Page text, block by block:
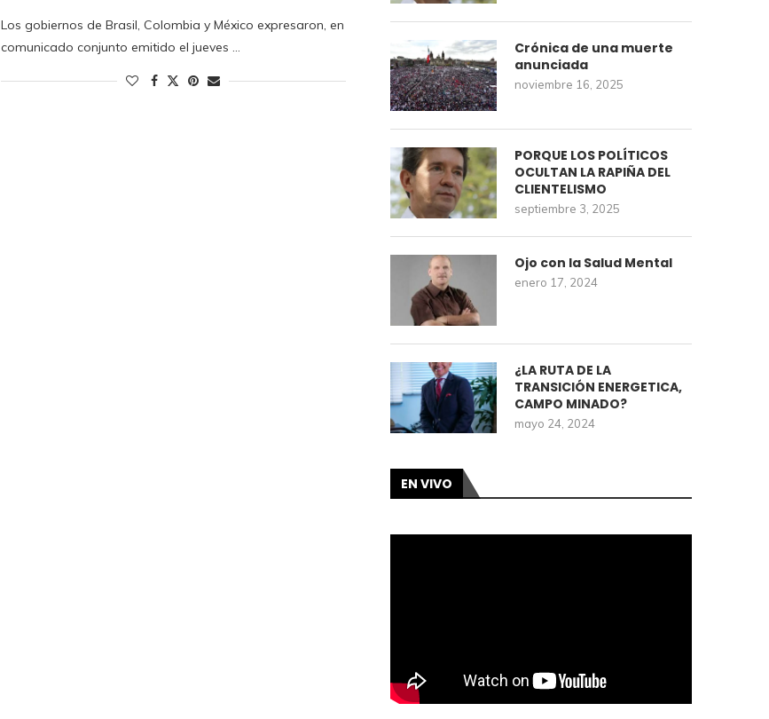
Los gobiernos de Brasil, Colombia y México expresaron, en
comunicado conjunto emitido el jueves …
Crónica de una muerte
anunciada
noviembre 16, 2025
PORQUE LOS POLÍTICOS
OCULTAN LA RAPIÑA DEL
CLIENTELISMO
septiembre 3, 2025
Ojo con la Salud Mental
enero 17, 2024
¿LA RUTA DE LA
TRANSICIÓN ENERGETICA,
CAMPO MINADO?
mayo 24, 2024
EN VIVO